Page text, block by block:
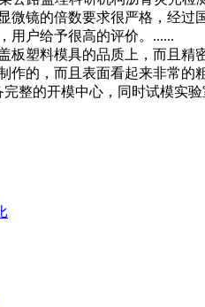
微镜的倍数要求很严格，经
用户给予很高的评价。......
板塑料模具的品质上，而且
作的，而且表面看起来非常
整的开模中心，同时试模实验